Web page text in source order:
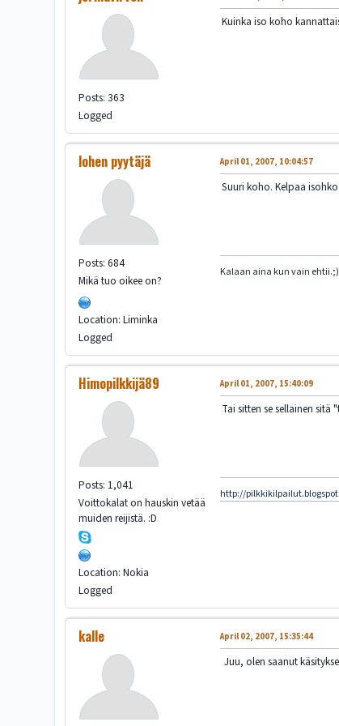
Posts: 363
Logged
Kuinka iso koho
lohen pyytäjä
Posts: 684
Mikä tuo oikee on?
Location: Liminka
Logged
April 01, 2007, 10:04:57
Suuri koho. Kelpaa
Kalaan aina kun vain ehtii.;)
Himopilkkijä89
Posts: 1,041
Voittokalat on hauskin vetää
muiden reijistä. :D
Location: Nokia
Logged
April 01, 2007, 15:40:09
Tai sitten se sellainen
http://
kalle April 02, 2007, 15:35:44
Juu, olen saanut